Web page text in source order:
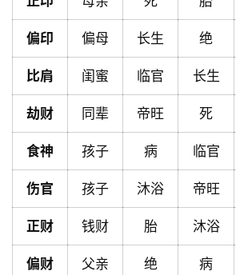
页
黄
卜
命
理
登录 注册
偏印 偏母 长生 绝
比肩 闺蜜 临官 长生
劫财 同辈 帝旺 死
食神 孩子 病 临官
伤官 孩子 沐浴 帝旺
正财 钱财 胎 沐浴
偏财 父亲 绝 病